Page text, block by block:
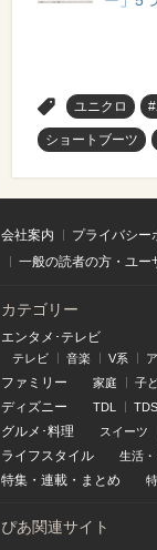
ユニクロ
ショートブーツ
会社案内 プライバシー
一般の読者の方・ユー
カテゴリー
エンタメ･テレビ
テレビ 音楽 V系
ファミリー 家庭 子
ディズニー TDL TDS
グルメ･料理 スイーツ
ライフスタイル 生活
特集 ・ 連載 ・ まとめ
ぴあ関連サイト